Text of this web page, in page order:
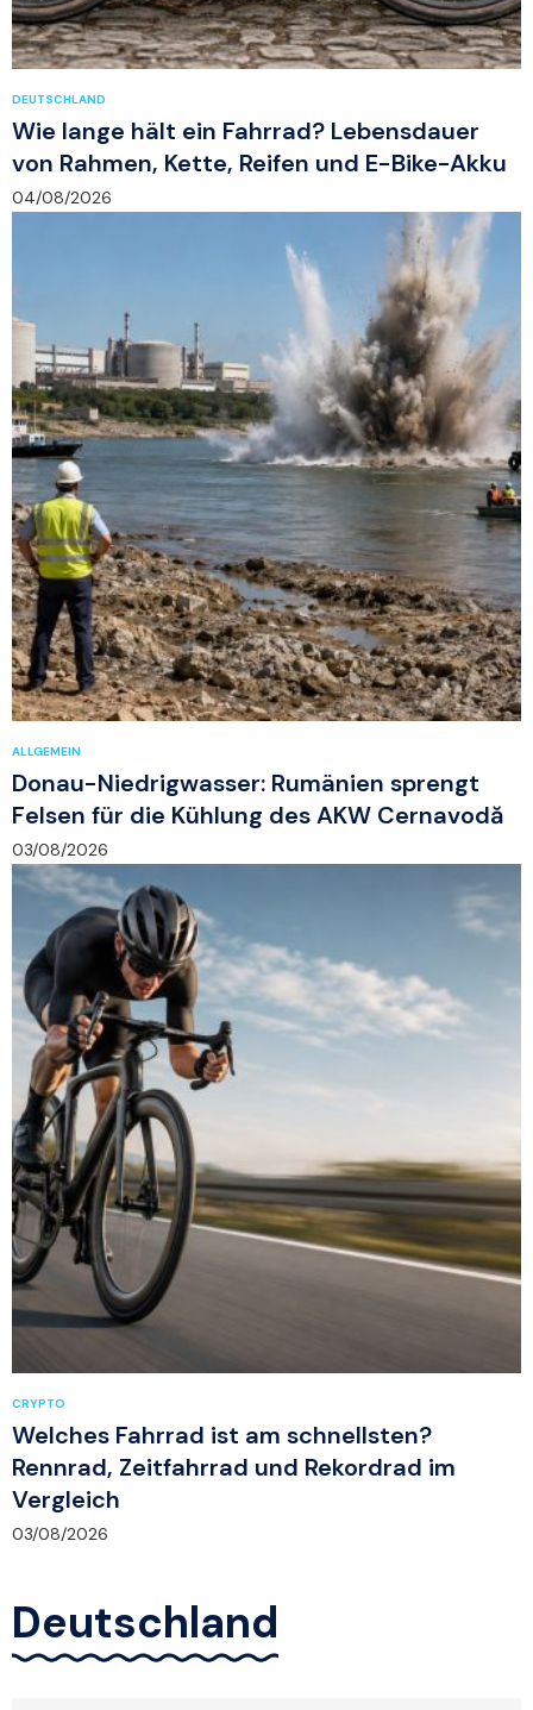
DEUTSCHLAND
Wie lange hält ein Fahrrad? Lebensdauer
von Rahmen, Kette, Reifen und E-Bike-Akku
04/08/2026
ALLGEMEIN
Donau-Niedrigwasser: Rumänien sprengt
Felsen für die Kühlung des AKW Cernavodă
03/08/2026
CRYPTO
Welches Fahrrad ist am schnellsten?
Rennrad, Zeitfahrrad und Rekordrad im
Vergleich
03/08/2026
Deutschland